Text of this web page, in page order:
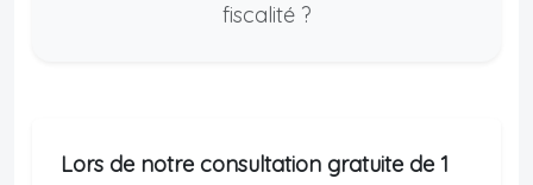
fiscalité ?
Lors de notre consultation gratuite de 1